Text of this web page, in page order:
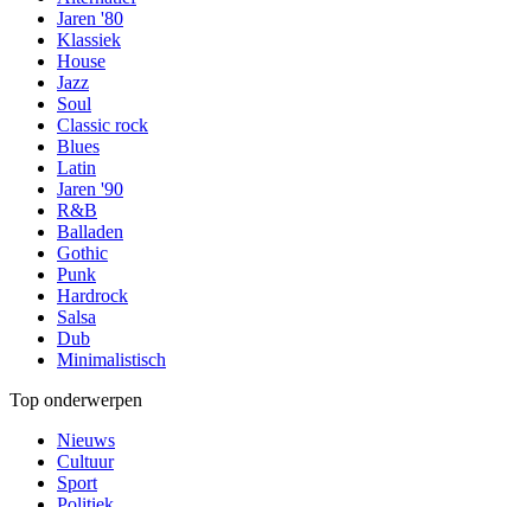
Jaren '80
Klassiek
House
Jazz
Soul
Classic rock
Blues
Latin
Jaren '90
R&B
Balladen
Gothic
Punk
Hardrock
Salsa
Dub
Minimalistisch
Top onderwerpen
Nieuws
Cultuur
Sport